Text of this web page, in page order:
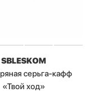
SBLESKOM
серьга-кафф
«Твой ход»